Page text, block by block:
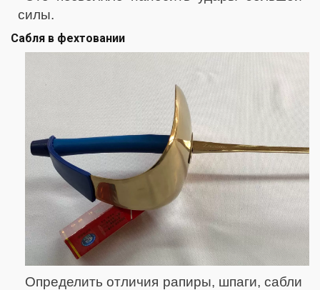
силы.
Сабля в фехтовании
Определить отличия рапиры, шпаги, сабли